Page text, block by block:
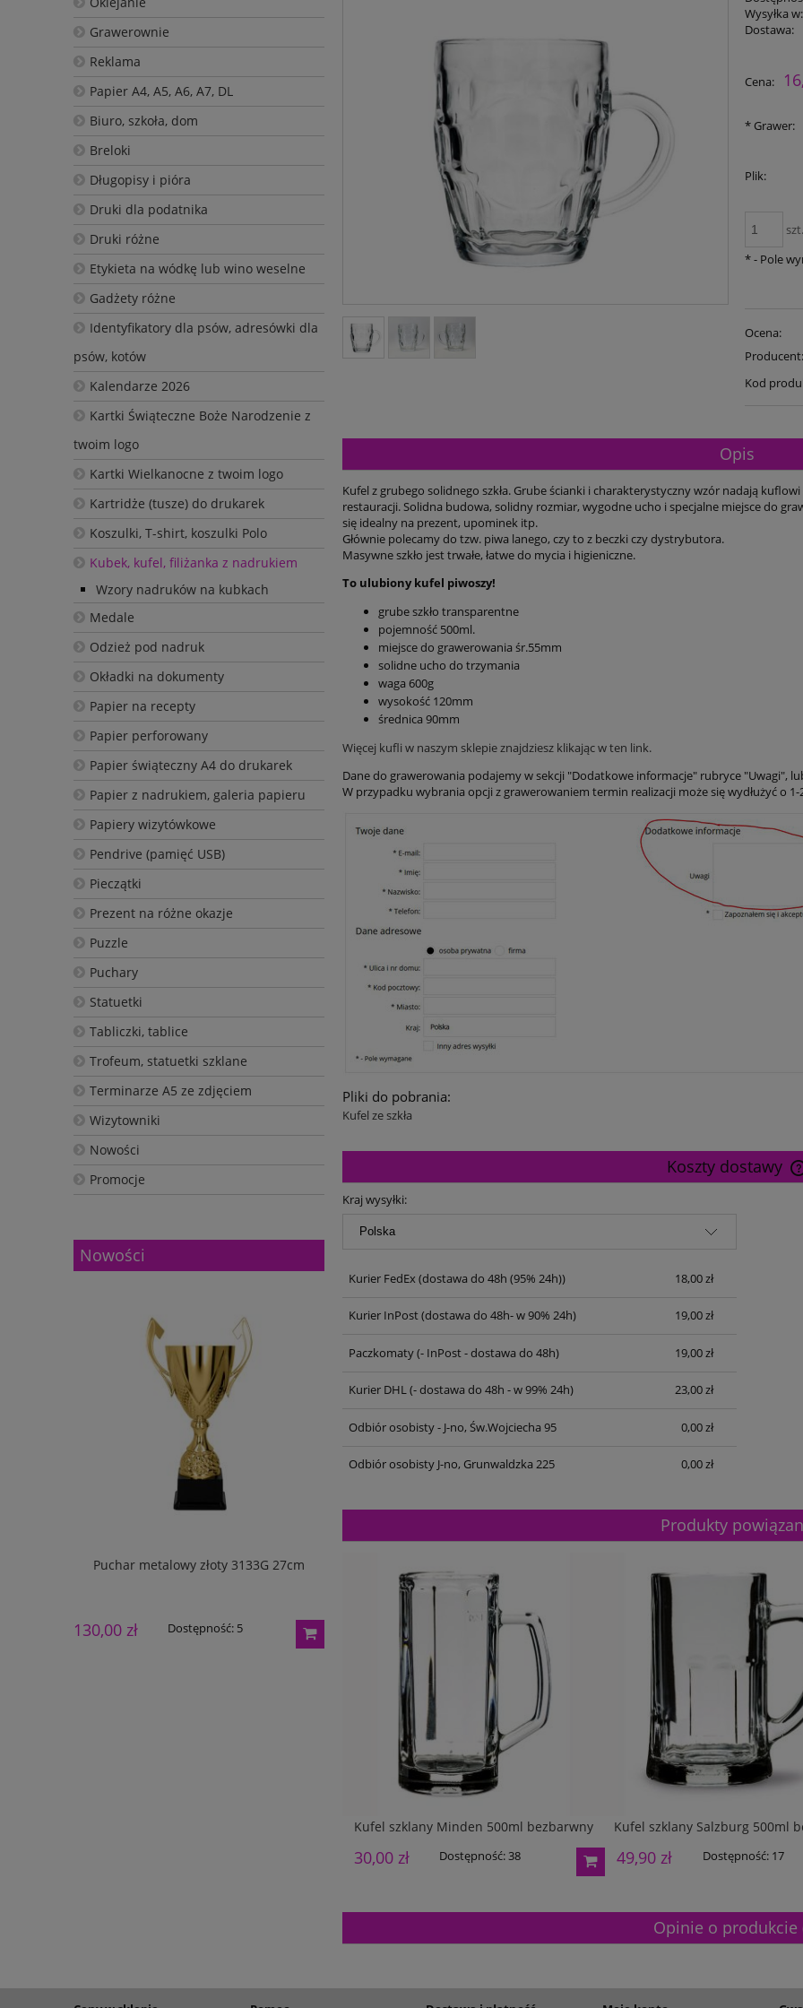
Grawerownie
Reklama
Papier A4, A5, A6, A7, DL
Biuro, szkoła, dom
Breloki
Długopisy i pióra
Druki dla podatnika
Druki różne
Etykieta na wódkę lub wino weselne
Gadżety różne
Identyfikatory dla psów, adresówki dla
psów, kotów
Kalendarze 2026
Kartki Świąteczne Boże Narodzenie z
twoim logo
Kartki Wielkanocne z twoim logo
Kartridże (tusze) do drukarek
Koszulki, T-shirt, koszulki Polo
Kubek, kufel, filiżanka z nadrukiem
Wzory nadruków na kubkach
Medale
Odzież pod nadruk
Okładki na dokumenty
Papier na recepty
Papier perforowany
Papier świąteczny A4 do drukarek
Papier z nadrukiem, galeria papieru
Papiery wizytówkowe
Pendrive (pamięć USB)
Pieczątki
Prezent na różne okazje
Puzzle
Puchary
Statuetki
Tabliczki, tablice
Trofeum, statuetki szklane
Terminarze A5 ze zdjęciem
Wizytowniki
Nowości
Promocje
Nowości
Puchar metalowy złoty 3133G 27cm
130,00 zł Dostępność: 5 5
Wysyłka w:
Dostawa:
Cena:
* Grawer:
Plik:
szt.
*- Pole
Ocena:
Producent:
Kod
Opis
Kufel z grubego solidnego szkła. Grube ścianki i charakterystyczny wzór nadają
restauracji. Solidna budowa, solidny rozmiar, wygodne ucho i specjalne miejsce do
się idealny na prezent, upominek itp.
Głównie polecamy do tzw. piwa lanego, czy to z beczki czy dystrybutora.
Masywne szkło jest trwałe, łatwe do mycia i higieniczne.
To ulubiony kufel piwoszy!
grube szkło transparentne
pojemność 500ml.
miejsce do grawerowania śr.55mm
solidne ucho do trzymania
waga 600g
wysokość 120mm
średnica 90mm
Więcej kufli w naszym sklepie znajdziesz klikając w ten link.
Dane do grawerowania podajemy w sekcji "Dodatkowe informacje" rubryce "Uwagi",
W przypadku wybrania opcji z grawerowaniem termin realizacji może się wydłużyć o 1-
Pliki do pobrania:
Kufel ze szkła
Koszty dostawy
Kraj wysyłki:
Kurier FedEx(dostawa do 48h (95% 24h)) 18,00 zł
Kurier InPost(dostawa do 48h- w 90% 24h) 19,00 zł
Paczkomaty(- InPost - dostawa do 48h) 19,00 zł
Kurier DHL(- dostawa do 48h - w 99% 24h) 23,00 zł
Odbiór osobisty - J-no, Św.Wojciecha 95 0,00 zł
Odbiór osobisty J-no, Grunwaldzka 225 0,00 zł
Produkty
Kufel szklany Minden 500ml bezbarwny
30,00 zł Dostępność:38
Kufel szklany Salzburg 500ml
49,90 zł Dostępność: 17
Opinie o produkcie